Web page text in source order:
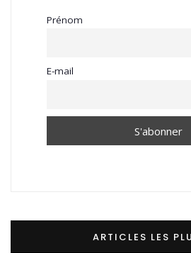
Prénom
E-mail
ARTICLES LES